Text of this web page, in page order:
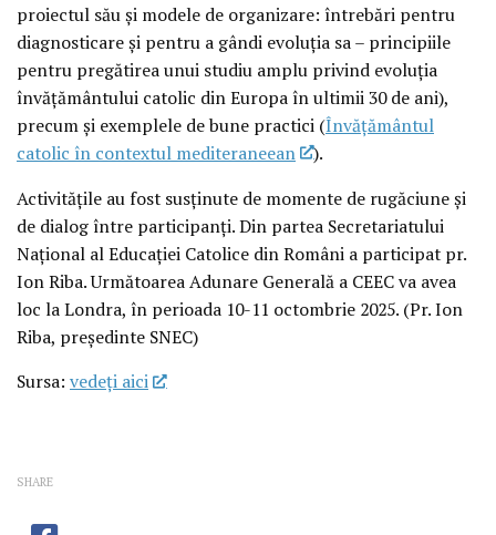
proiectul său și modele de organizare: întrebări pentru
diagnosticare și pentru a gândi evoluția sa – principiile
pentru pregătirea unui studiu amplu privind evoluția
învățământului catolic din Europa în ultimii 30 de ani),
precum și exemplele de bune practici (Învățământul
catolic în contextul mediteraneean
).
Activitățile au fost susținute de momente de rugăciune și
de dialog între participanți. Din partea Secretariatului
Național al Educației Catolice din Români a participat pr.
Ion Riba. Următoarea Adunare Generală a CEEC va avea
loc la Londra, în perioada 10-11 octombrie 2025. (Pr. Ion
Riba, președinte SNEC)
Sursa: vedeţi aici
SHARE